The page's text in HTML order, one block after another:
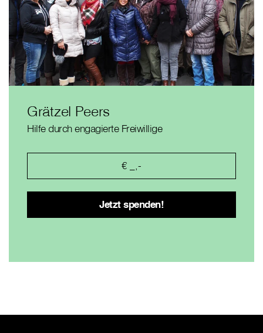
Grätzel Peers
Hilfe durch engagierte Freiwillige